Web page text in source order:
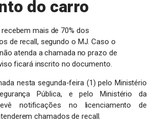
do carro
mais de 70% dos
de recall, segundo o MJ. Caso o
atenda a chamada no prazo de
ficará inscrito no documento.
nesta segunda-feira (1) pelo Ministério
Pública, e pelo Ministério da
notificações no licenciamento de
chamados de recall.